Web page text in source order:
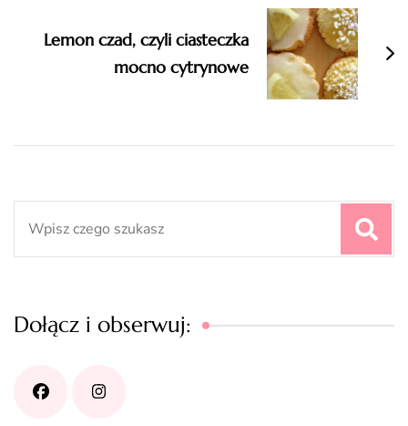
Lemon czad, czyli ciasteczka
mocno cytrynowe
Dołącz i obserwuj: